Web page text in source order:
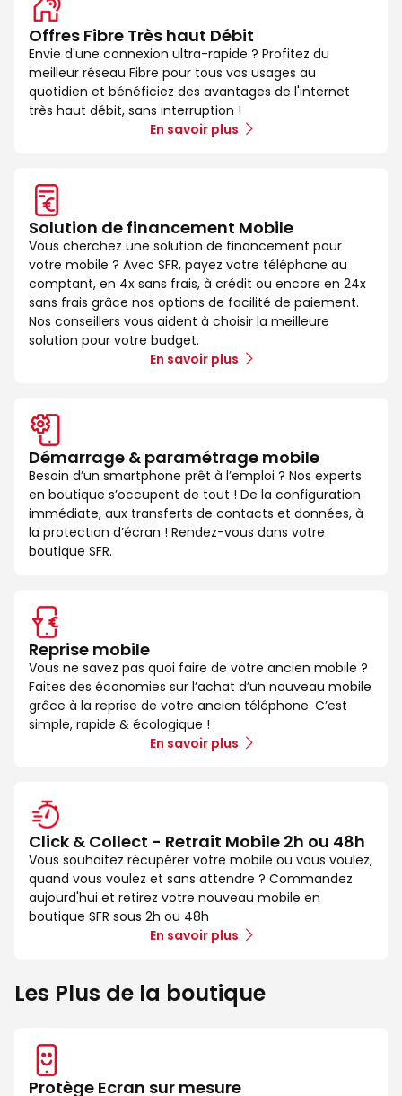
Offres Fibre Très haut Débit
Envie d'une connexion ultra-rapide ? Profitez du
meilleur réseau Fibre pour tous vos usages au
quotidien et bénéficiez des avantages de l'internet
très haut débit, sans interruption !
En savoir plus
Solution de financement Mobile
Vous cherchez une solution de financement pour
votre mobile ? Avec SFR, payez votre téléphone au
comptant, en 4x sans frais, à crédit ou encore en 24x
sans frais grâce nos options de facilité de paiement.
Nos conseillers vous aident à choisir la meilleure
solution pour votre budget.
En savoir plus
Démarrage & paramétrage mobile
Besoin d’un smartphone prêt à l’emploi ? Nos experts
en boutique s’occupent de tout ! De la configuration
immédiate, aux transferts de contacts et données, à
la protection d’écran ! Rendez-vous dans votre
boutique SFR.
Reprise mobile
Vous ne savez pas quoi faire de votre ancien mobile ?
Faites des économies sur l’achat d’un nouveau mobile
grâce à la reprise de votre ancien téléphone. C’est
simple, rapide & écologique !
En savoir plus
Click & Collect - Retrait Mobile 2h ou 48h
Vous souhaitez récupérer votre mobile ou vous voulez,
quand vous voulez et sans attendre ? Commandez
aujourd'hui et retirez votre nouveau mobile en
boutique SFR sous 2h ou 48h
En savoir plus
Les Plus de la boutique
Protège Ecran sur mesure